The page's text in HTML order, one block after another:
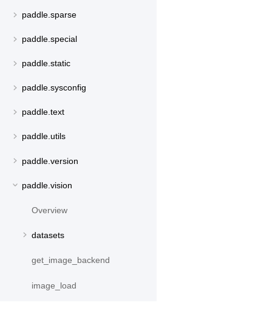
paddle.sparse
paddle.special
paddle.static
paddle.sysconfig
paddle.text
paddle.utils
paddle.version
paddle.vision
Overview
datasets
get_image_backend
image_load